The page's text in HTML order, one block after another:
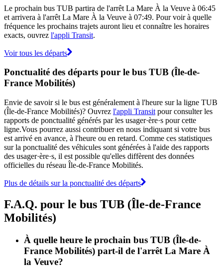
Le prochain bus TUB partira de l'arrêt La Mare À la Veuve à 06:45
et arrivera à l'arrêt La Mare À la Veuve à 07:49. Pour voir à quelle
fréquence les prochains trajets auront lieu et connaître les horaires
exacts, ouvrez l'appli Transit.
Voir tous les départs
Ponctualité des départs pour le bus TUB (Île-de-
France Mobilités)
Envie de savoir si le bus est généralement à l'heure sur la ligne TUB
(Île-de-France Mobilités)? Ouvrez l'appli Transit pour consulter les
rapports de ponctualité générés par les usager·ère·s pour cette
ligne.Vous pourrez aussi contribuer en nous indiquant si votre bus
est arrivé en avance, à l'heure ou en retard. Comme ces statistiques
sur la ponctualité des véhicules sont générées à l'aide des rapports
des usager·ère·s, il est possible qu'elles diffèrent des données
officielles du réseau Île-de-France Mobilités.
Plus de détails sur la ponctualité des départs
F.A.Q. pour le bus TUB (Île-de-France
Mobilités)
À quelle heure le prochain bus TUB (Île-de-
France Mobilités) part-il de l'arrêt La Mare À
la Veuve?